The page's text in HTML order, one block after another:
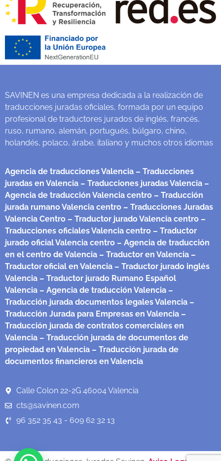
SAVINEN es una empresa dedicada a la realización de
traducciones juradas oficiales, formada por un equipo
profesional de traductores jurados de inglés, francés,
ruso, rumano, alemán, portugués, búlgaro, chino,
holandés, polaco, árabe, italiano y muchos otros idiomas
Agencia de traducciones Valencia – Traducciones
juradas en Valencia – Traducciones juradas Valencia –
Agencia de traducción Valencia centro – Traducción
jurada rumano Valencia centro – Traducciones Juradas
Valencia Centro – Traductor jurado Valencia centro –
Traducciones oficiales Valencia centro – Traductor
jurado oficial Valencia centro – Agencia de traducción
en el centro de Valencia – Traductor en Valencia –
Traductor oficial en Valencia – Traductor jurado inglés
Valencia – Traductor jurado Rumano Español
Valencia – Agencia de traducción Valencia –
Traducción jurada documentos legales Valencia –
Traducción Jurada para Empresas en Valencia –
Traducción jurada de contratos comerciales en
Valencia – Traducción jurada de documentos de
propiedad en Valencia – Traducción jurada de
documentos financieros en Valencia
Calle Colon 22-2G 46004 Valencia
cts@savinen.com
96 352 35 43 - 609 62 32 13